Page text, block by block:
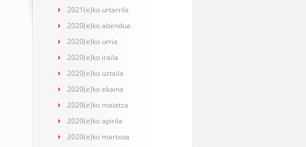
2021(e)ko urtarrila
2020(e)ko abendua
2020(e)ko urria
2020(e)ko iraila
2020(e)ko uztaila
2020(e)ko ekaina
2020(e)ko maiatza
2020(e)ko apirila
2020(e)ko martxoa